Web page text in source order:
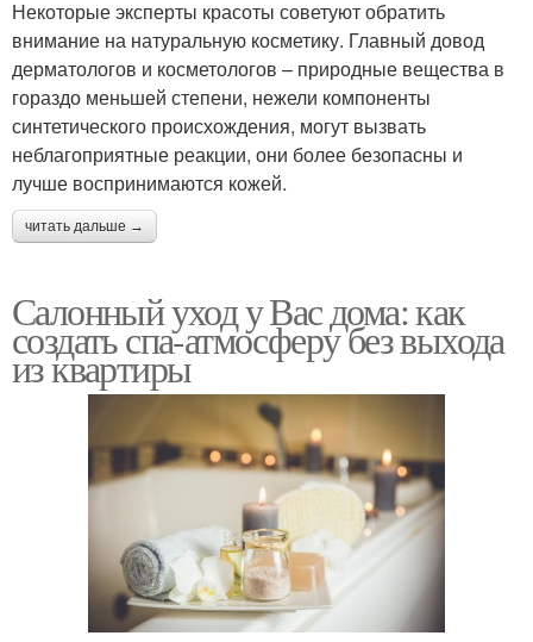
Некоторые эксперты красоты советуют обратить
внимание на натуральную косметику. Главный довод
дерматологов и косметологов – природные вещества в
гораздо меньшей степени, нежели компоненты
синтетического происхождения, могут вызвать
неблагоприятные реакции, они более безопасны и
лучше воспринимаются кожей.
читать дальше →
Салонный уход у Вас дома: как
создать спа-атмосферу без выхода
из квартиры